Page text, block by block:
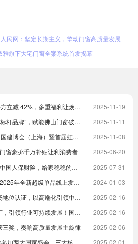
民网：坚定长期主义，擎动门窗高质量发展
旗下大宅门窗全案系统首发揭幕
42%，多重福利让焕新更划算！
2025-11-19
牌”，赋能佛山门窗破卷立新
2025-11-11
上海）暨首届虹桥设计周顺利收官！
2025-11-08
窗豪掷千万补贴让利消费者
2025-06-20
保财险，给家稳稳的安全感
2025-07-31
全新超级单品线上发布圆满成功
2024-01-03
以高端化引领中国门窗新未来| 倒计时
2025-02-16
业可持续发展！国家级荣誉 1！
2025-02-16
奖，奏响高质量发展主旋律
2025-02-06
家盛会，三大核心优势驱动企业发展
2025-02-01